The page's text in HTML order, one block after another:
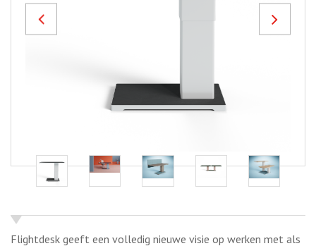
standaard zit-sta hoogteverstelling.
Door de verschillende configuraties zijn de mogelijkheden van
by-side of back-to-back bureau.